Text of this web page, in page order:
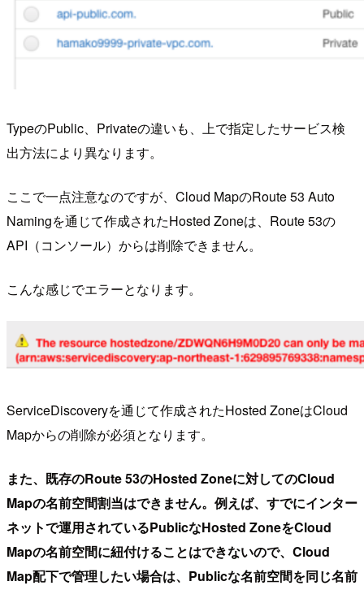
TypeのPublic、 Privateの違いも、上で指定したサービス検
出方法により異なります。
ここで一点注意なのですが、Cloud MapのRoute 53 Auto
Namingを通じて作成されたHosted Zoneは、Route 53の
API（コンソール）からは削除できません。
こんな感じでエラーとなります。
ServiceDiscoveryを通じて作成されたHosted ZoneはCloud
Mapからの削除が必須となります。
また、既存のRoute 53のHosted Zoneに対してのCloud
Mapの名前空間割当はできません。例えば、すでにインター
ネットで運用されているPublicなHosted ZoneをCloud
Mapの名前空間に紐付けることはできないので、Cloud
Map配下で管理したい場合は、Publicな名前空間を同じ名前